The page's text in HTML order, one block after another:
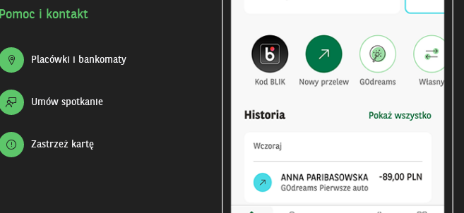
Pomoc i kontakt
Placówki i bankomaty
Umów spotkanie
Zastrzeż kartę